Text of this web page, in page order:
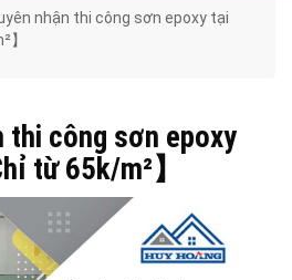
nhận thi công sơn epoxy tại
】
thi công sơn epoxy
từ 65k/m²】